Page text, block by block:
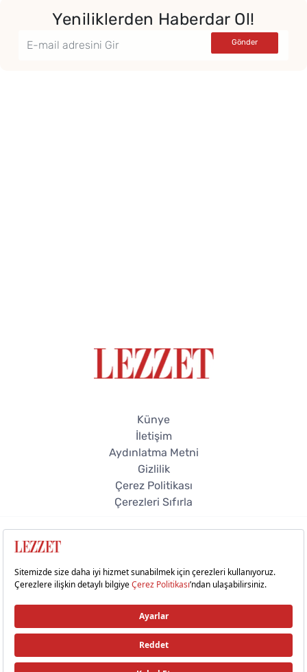
Yeniliklerden Haberdar Ol!
Künye
İletişim
Aydınlatma Metni
Gizlilik
Çerez Politikası
Çerezleri Sıfırla
© 2026 Lezzet Online. Tüm hakları saklıdır.